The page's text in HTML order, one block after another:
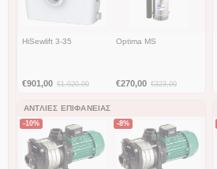
HiSewlift 3-35
€901,00 €1.020,00
Optima MS
€270,00 €323,00
ΑΝΤΛΊΕΣ ΕΠΙΦΆΝΕΙΑΣ
-10% -8%